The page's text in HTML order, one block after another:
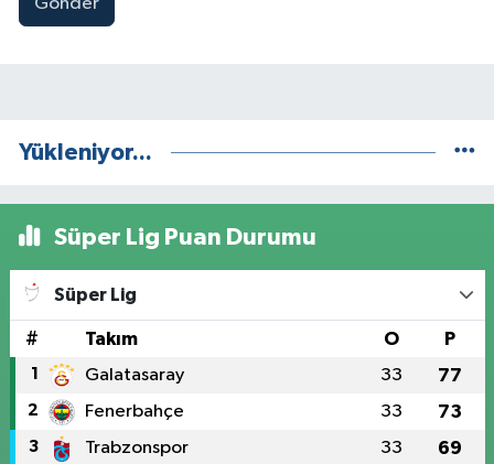
Gönder
Yükleniyor...
Süper Lig Puan Durumu
Süper Lig
# Takım O P
1 Galatasaray 33 77
2 Fenerbahçe 33 73
3 Trabzonspor 33 69